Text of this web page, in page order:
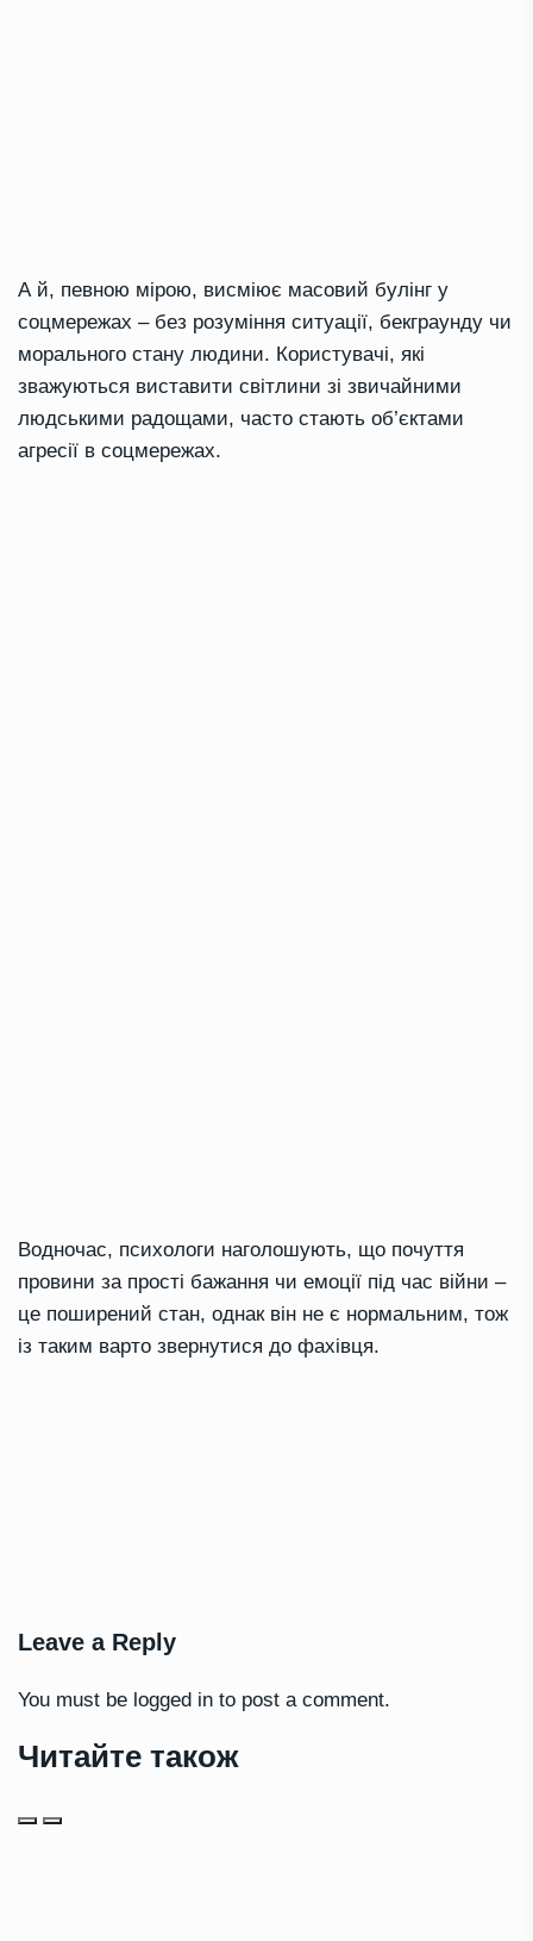
А й, певною мірою, висміює масовий булінг у
соцмережах – без розуміння ситуації, бекграунду чи
морального стану людини. Користувачі, які
зважуються виставити світлини зі звичайними
людськими радощами, часто стають об’єктами
агресії в соцмережах.
Водночас, психологи наголошують, що почуття
провини за прості бажання чи емоції під час війни –
це поширений стан, однак він не є нормальним, тож
із таким варто звернутися до фахівця.
Leave a Reply
You must be logged in to post a comment.
Читайте також